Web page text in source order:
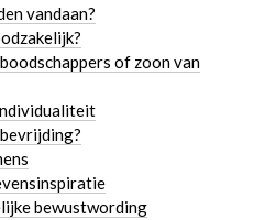
vandaan?
of zoon van
bewustwording